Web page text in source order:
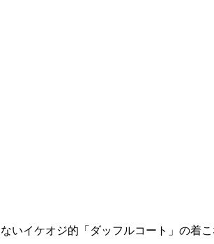
いイケオジ的「ダッフルコート」の着